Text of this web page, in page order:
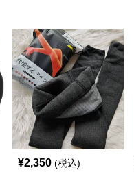
¥2,350 (税込)